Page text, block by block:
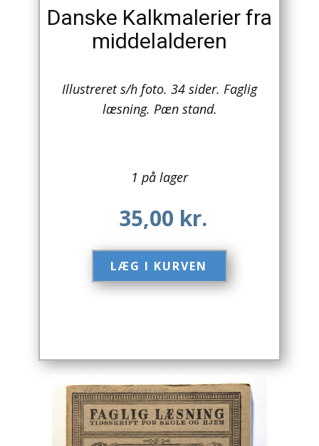
Antikviteter
Arkitektur
Biografier / Erindringer
Børn / Unge
Børnebøger
Bryggerier
Drikkevare / Øl / Vin
Engelsk
Erhverv
Danske Kalkmalerier fra
middelalderen
Illustreret s/h foto. 34 sider. Faglig
læsning. Pæn stand.
1 på lager
35,00 kr.
LÆG I KURVEN​